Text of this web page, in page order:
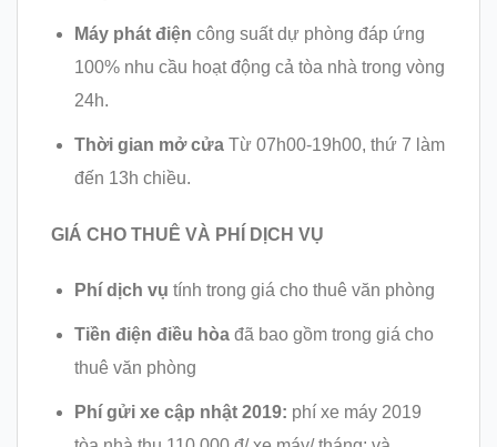
Máy phát điện công suất dự phòng đáp ứng
100% nhu cầu hoạt động cả tòa nhà trong vòng
24h.
Thời gian mở cửa Từ 07h00-19h00, thứ 7 làm
đến 13h chiều.
GIÁ CHO THUÊ VÀ PHÍ DỊCH VỤ
Phí dịch vụ tính trong giá cho thuê văn phòng
Tiền điện điều hòa đã bao gồm trong giá cho
thuê văn phòng
Phí gửi xe cập nhật 2019: phí xe máy 2019